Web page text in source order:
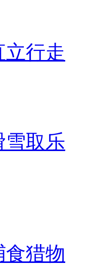
立行走
雪取乐
食猎物